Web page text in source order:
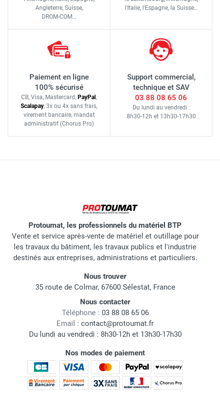
Angleterre, Suisse,
DROM-COM…
l'Italie, l'Espagne, la Suisse…
Paiement en ligne
100% sécurisé
CB, Visa, Mastercard, PayPal,
Scalapay, 3x ou 4x sans frais,
virement bancaire, mandat
administratif (Chorus Pro)
Support commercial,
technique et SAV
03 88 08 65 06
Du lundi au vendredi :
8h30-12h et 13h30-17h30
Protoumat, les professionnels du matériel BTP
Vente et service après-vente de matériel et outillage pour
les travaux du bâtiment, les travaux publics et l'industrie
destinés aux entreprises, administrations et particuliers.
Nous trouver
35 route de Colmar, 67600 Sélestat, France
Nous contacter
Téléphone : 03 88 08 65 06
Email : contact@protoumat.fr
Du lundi au vendredi : 8h30-12h et 13h30-17h30
Nos modes de paiement